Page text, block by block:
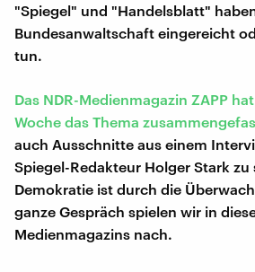
"Spiegel" und "Handelsblatt"
Bundesanwaltschaft eingereicht
tun.
Das NDR-Medienmagazin ZAPP
Woche das Thema
auch Ausschnitte aus einem
Spiegel-Redakteur Holger Stark zu
Demokratie ist durch die
ganze Gespräch spielen wir in
Medienmagazins nach.